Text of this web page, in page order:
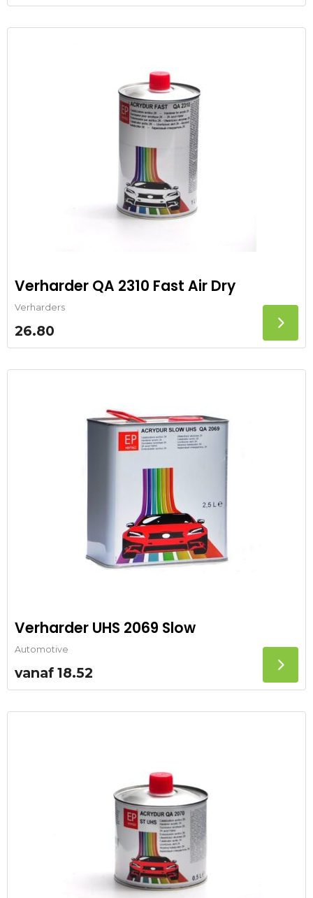
Verharder QA 2310 Fast Air Dry
Verharders
26.80
Verharder UHS 2069 Slow
Automotive
vanaf 18.52